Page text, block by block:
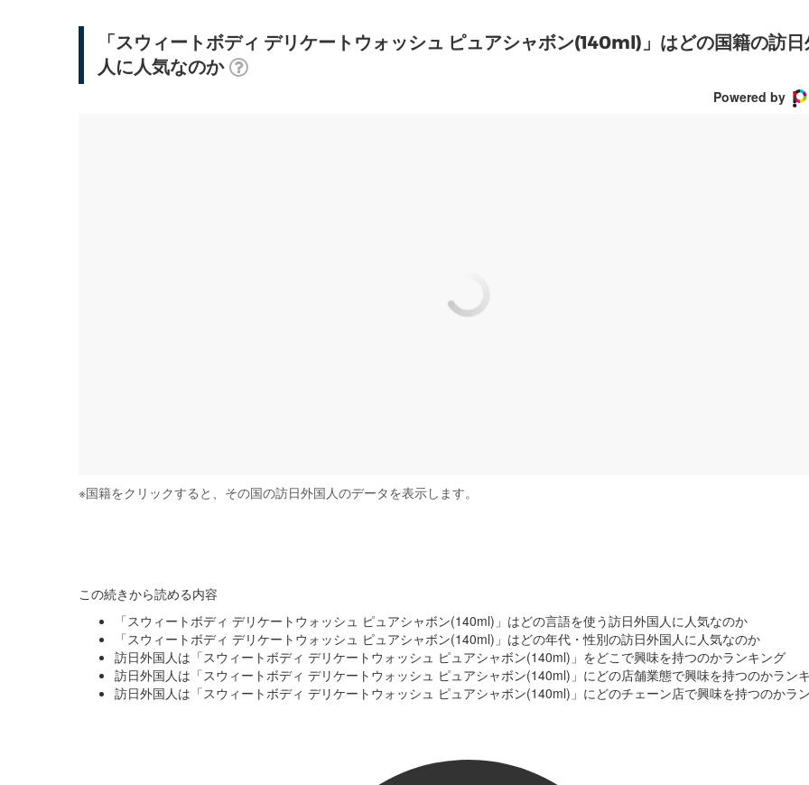
「スウィートボディ デリケートウォッシュ ピュアシャボン(140ml)」はどの国籍の訪
人に人気なのか
Powered by
※国籍をクリックすると、その国の訪日外国人のデータを表示します。
この続きから読める内容
「スウィートボディ デリケートウォッシュ ピュアシャボン(140ml)」はどの言語を使う訪日外国人に人気なのか
「スウィートボディ デリケートウォッシュ ピュアシャボン(140ml)」はどの年代・性別の訪日外国人に人気なのか
訪日外国人は「スウィートボディ デリケートウォッシュ ピュアシャボン(140ml)」をどこで興味を持つのかランキング
訪日外国人は「スウィートボディ デリケートウォッシュ ピュアシャボン(140ml)」にどの店舗業態で興味を持つのかラン
訪日外国人は「スウィートボディ デリケートウォッシュ ピュアシャボン(140ml)」にどのチェーン店で興味を持つのかラ